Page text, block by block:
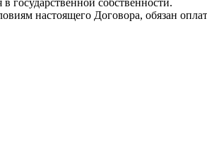
государственной собственности.
настоящего Договора, обязан